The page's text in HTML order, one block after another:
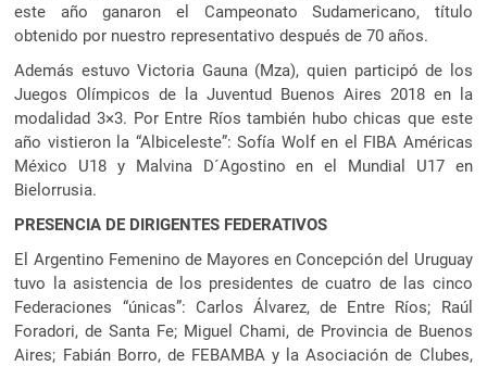
este año ganaron el Campeonato Sudamericano, título
obtenido por nuestro representativo después de 70 años.
Además estuvo Victoria Gauna (Mza), quien participó de los
Juegos Olímpicos de la Juventud Buenos Aires 2018 en la
modalidad 3×3. Por Entre Ríos también hubo chicas que este
año vistieron la “Albiceleste”: Sofía Wolf en el FIBA Américas
México U18 y Malvina D´Agostino en el Mundial U17 en
Bielorrusia.
PRESENCIA DE DIRIGENTES FEDERATIVOS
El Argentino Femenino de Mayores en Concepción del Uruguay
tuvo la asistencia de los presidentes de cuatro de las cinco
Federaciones “únicas”: Carlos Álvarez, de Entre Ríos; Raúl
Foradori, de Santa Fe; Miguel Chami, de Provincia de Buenos
Aires; Fabián Borro, de FEBAMBA y la Asociación de Clubes,